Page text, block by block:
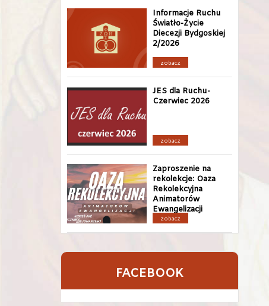
Informacje Ruchu
Światło-Życie
Diecezji Bydgoskiej
2/2026
zobacz
JES dla Ruchu-
Czerwiec 2026
zobacz
Zaproszenie na
rekolekcje: Oaza
Rekolekcyjna
Animatorów
Ewangelizacji
zobacz
FACEBOOK